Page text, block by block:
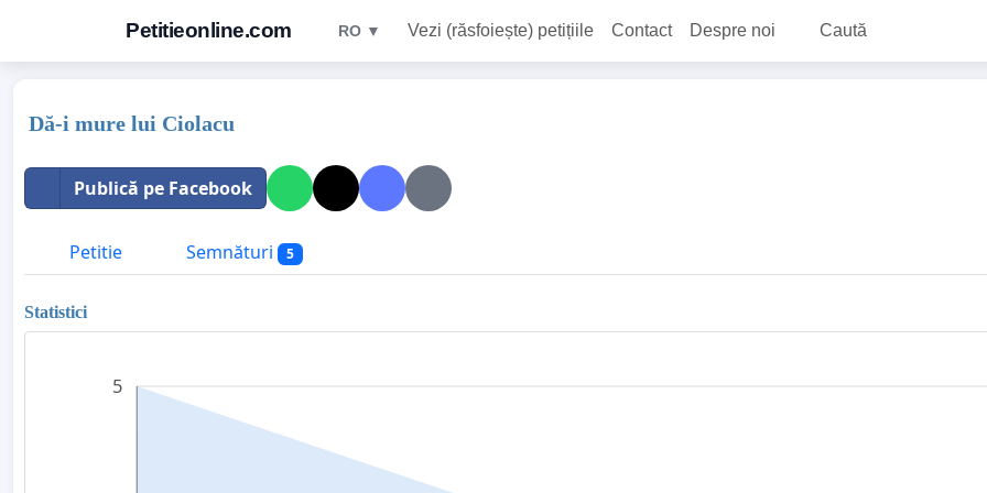
Petitieonline.com RO ▼ Vezi (răsfoiește) petițiile Contact Despre noi Caută
Dă-i mure lui Ciolacu
Publică pe Facebook
Petitie Semnături 5
Statistici
5